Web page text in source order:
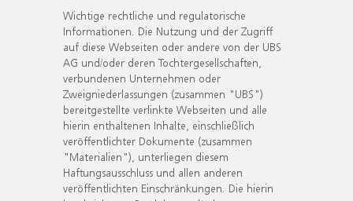
Wichtige rechtliche und regulatorische
Informationen. Die Nutzung und der Zugriff
auf diese Webseiten oder andere von der UBS
AG und/oder deren Tochtergesellschaften,
verbundenen Unternehmen oder
Zweigniederlassungen (zusammen "UBS")
bereitgestellte verlinkte Webseiten und alle
hierin enthaltenen Inhalte, einschließlich
veröffentlichter Dokumente (zusammen
"Materialien"), unterliegen diesem
Haftungsausschluss und allen anderen
veröffentlichten Einschränkungen. Die hierin